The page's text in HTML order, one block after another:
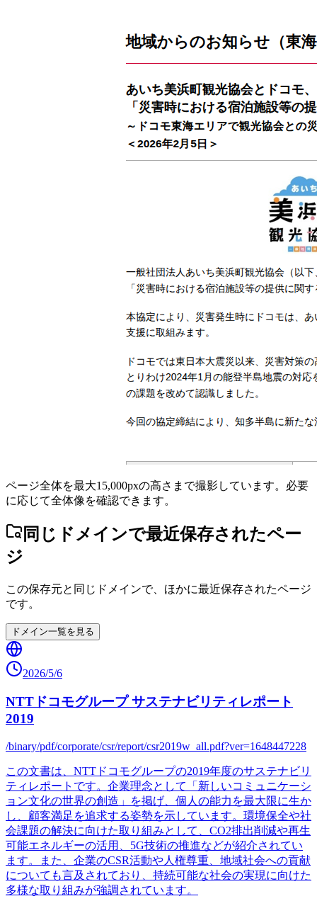
ページ全体を最大15,000pxの高さまで撮影しています。必要
に応じて全体像を確認できます。
同じドメインで最近保存されたペー
ジ
この保存元と同じドメインで、ほかに最近保存されたページ
です。
ドメイン一覧を見る
2026/5/6
NTTドコモグループ サステナビリティレポート
2019
/binary/pdf/corporate/csr/report/csr2019w_all.pdf?ver=1648447228
この文書は、NTTドコモグループの2019年度のサステナビリ
ティレポートです。企業理念として「新しいコミュニケーシ
ョン文化の世界の創造」を掲げ、個人の能力を最大限に生か
し、顧客満足を追求する姿勢を示しています。環境保全や社
会課題の解決に向けた取り組みとして、CO2排出削減や再生
可能エネルギーの活用、5G技術の推進などが紹介されてい
ます。また、企業のCSR活動や人権尊重、地域社会への貢献
についても言及されており、持続可能な社会の実現に向けた
多様な取り組みが強調されています。